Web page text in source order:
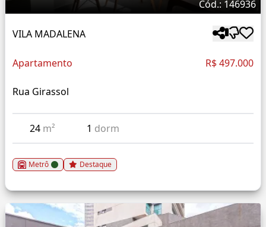
Cód.: 146936
VILA MADALENA
Apartamento R$ 497.000
Rua Girassol
24 m² 1 dorm
Metrô Destaque